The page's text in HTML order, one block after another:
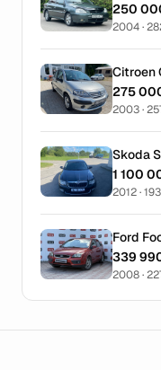
250
2004 ·
Citroen
275
2003 ·
Skoda
1 100
2012 ·
Ford
339
2008 ·